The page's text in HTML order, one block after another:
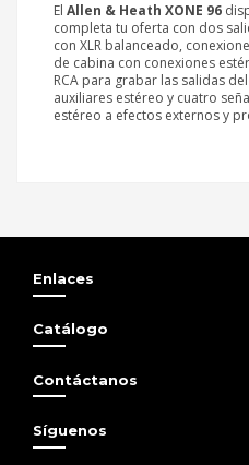
El Allen & Heath XONE 96
completa tu oferta con dos
con XLR balanceado,
de cabina con conexiones
RCA para grabar las salidas
auxiliares estéreo y cuatro
estéreo a efectos externos y
Enlaces
Catálogo
Contáctanos
Síguenos